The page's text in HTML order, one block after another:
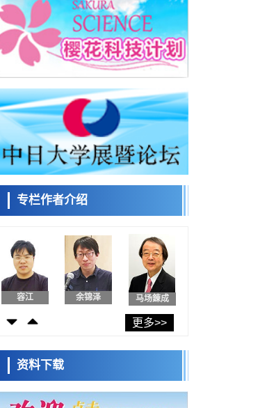
科学研究
东京大学和海上保安厅等发现南海海槽沿线
板块边界锁定状态存在区域差异
政策
日本第2次医疗研究开发调整费，根据一线实
际情况和需求分配99.3亿日元
科学研究
千叶大学鉴定出导致难治性疾病“肺高血压症”
恶化的蛋白质“MYL9/12”，会引发血管结构恶
科学研究
京都大学高效生成光的构成单元“光子”，可应
用于量子计算机
科学研究
用数理模型诠释慢性荨麻疹的发病机理，借
科学研究
【JST事业成果】发现室温下工作的交替磁体
科学研究
夜景也能清晰呈现在纸上——日本“铁路摄影
迷”教授研发新技术
科学研究
【JST事业成果】开发低成本与低功耗的新型
AI处理器
日本科研费增设国际共同研究强化新类别，
经济・社会
铁道综研新任理事长芦谷公稔：依托超导和
防灾等核心优势服务社会
东京大学通过叶绿体基因组编辑技术强化碳
专栏作者介绍
日本科学未
来馆 科学交
流员
小岩井忠道 泷川 进
容江 余锦泽 马场錬成
日本科学未
流员
更多>>
资料下载